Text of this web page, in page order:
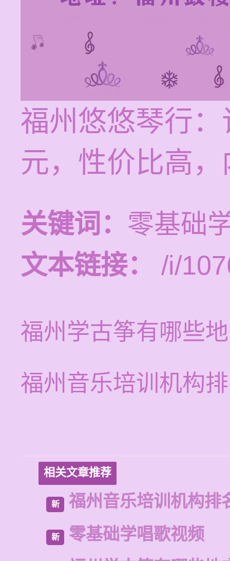
福州悠悠琴行
元，性价比高
关键词： 零基础
文本链接：
/i/
福州学古筝有哪些
福州音乐培训机构
相关文章推荐
新 福州音乐培训机构排
新
零基础学唱歌视频